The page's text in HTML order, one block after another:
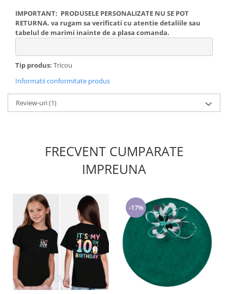
IMPORTANT: PRODUSELE PERSONALIZATE NU SE POT
RETURNA. va rugam sa verificati cu atentie detaliile sau
tabelul de marimi inainte de a plasa comanda.
Tip produs: Tricou
Informatii conformitate produs
Review-uri(1)
FRECVENT CUMPARATE
IMPREUNA
-17%